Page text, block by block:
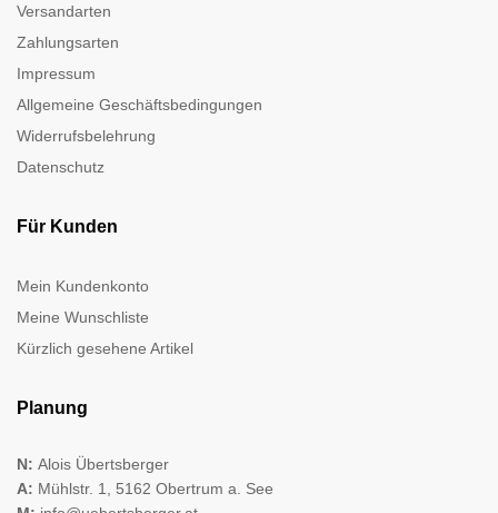
Versandarten
Zahlungsarten
Impressum
Allgemeine Geschäftsbedingungen
Widerrufsbelehrung
Datenschutz
Für Kunden
Mein Kundenkonto
Meine Wunschliste
Kürzlich gesehene Artikel
Planung
N: Alois Übertsberger
A: Mühlstr. 1, 5162 Obertrum a. See